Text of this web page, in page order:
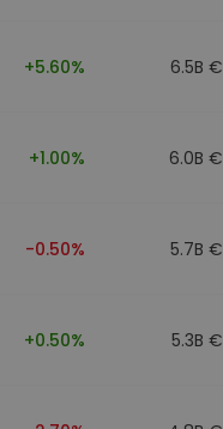
+5.60% 6.5B €
+1.00% 6.0B €
-0.50% 5.7B €
+0.50% 5.3B €